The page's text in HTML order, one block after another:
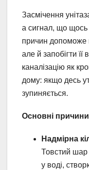
Засмічення
а сигнал, що щось
причин допоможе
але й запобігти її
каналізацію як
дому: якщо десь
зупиняється.
Основні
Надмірна
Товстий шар
у воді,